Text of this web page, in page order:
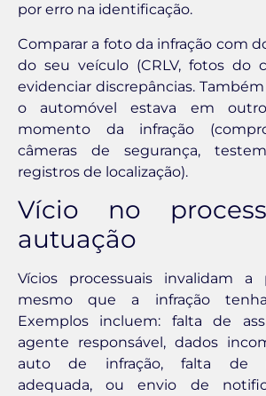
por erro na identificação.
Comparar a foto da infração com
do seu veículo (CRLV, fotos do
evidenciar discrepâncias.
o automóvel estava em
momento da infração
câmeras de segurança,
registros de localização).
Vício no
autuação
Vícios processuais invalidam a
mesmo que a infração
Exemplos incluem: falta de
agente responsável, dados
auto de infração, falta de
adequada, ou envio de